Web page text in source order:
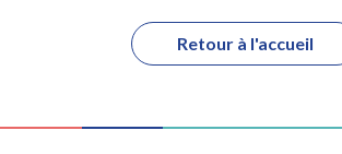
Retour à l'accueil